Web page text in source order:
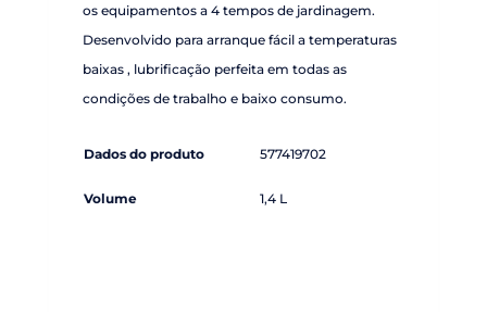
os equipamentos a 4 tempos de jardinagem.
Desenvolvido para arranque fácil a temperaturas
baixas , lubrificação perfeita em todas as
condições de trabalho e baixo consumo.
Dados do produto 577419702
Volume 1,4 L